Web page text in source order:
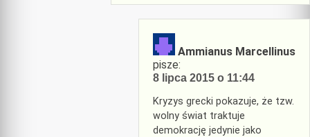
Ammianus Marcellinus
pisze:
8 lipca 2015 o 11:44
Kryzys grecki pokazuje, że tzw.
wolny świat traktuje
demokrację jedynie jako